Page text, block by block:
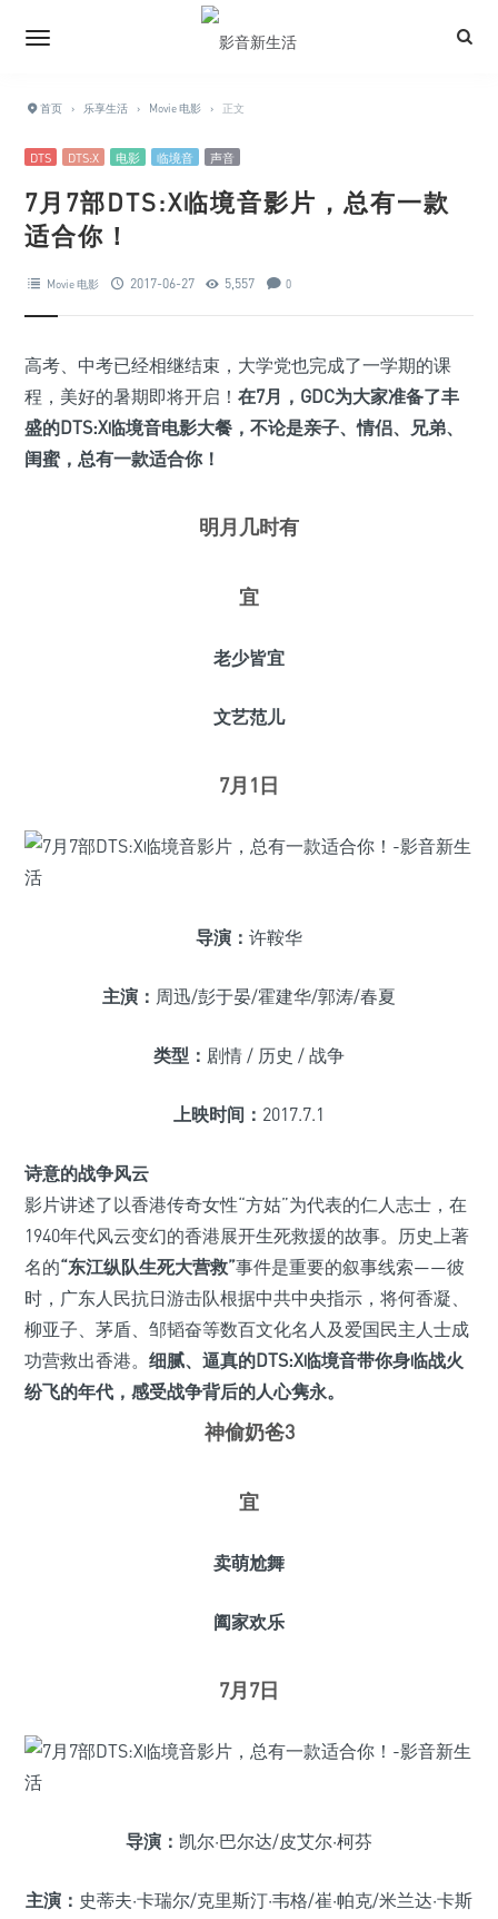
首页 › 乐享生活 › Movie 电影 › 正文
DTS DTS:X 电影 临境音 声音
7月7部DTS:X临境音影片，总有一款
适合你！
Movie 电影 2017-06-27 5,557 0
高考、中考已经相继结束，大学党也完成了一学期的课
程，美好的暑期即将开启！ 在7月，GDC为大家准备了丰
盛的DTS:X临境音电影大餐，不论是亲子、情侣、兄弟、
闺蜜，总有一款适合你！
明月几时有
宜
老少皆宜
文艺范儿
7月1日
导演： 许鞍华
主演： 周迅/彭于晏/霍建华/郭涛/春夏
类型： 剧情 / 历史 / 战争
上映时间： 2017.7.1
诗意的战争风云
影片讲述了以香港传奇女性“方姑”为代表的仁人志士，在
1940年代风云变幻的香港展开生死救援的故事。历史上著
名的“东江纵队生死大营救”事件是重要的叙事线索——彼
时，广东人民抗日游击队根据中共中央指示，将何香凝、
柳亚子、茅盾、邹韬奋等数百文化名人及爱国民主人士成
功营救出香港。 细腻、逼真的DTS:X临境音带你身临战火
纷飞的年代，感受战争背后的人心隽永。
神偷奶爸3
宜
卖萌尬舞
阖家欢乐
7月7日
导演： 凯尔·巴尔达/皮艾尔·柯芬
主演： 史蒂夫·卡瑞尔/克里斯汀·韦格/崔·帕克/米兰达·卡斯